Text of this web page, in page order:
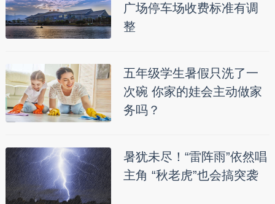
广场停车场收费标准有调
整
五年级学生暑假只洗了一
次碗 你家的娃会主动做家
务吗？
暑犹未尽！“雷阵雨”依然唱
主角 “秋老虎”也会搞突袭